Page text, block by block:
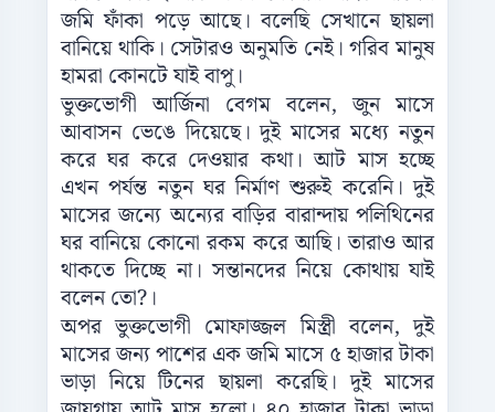
জমি ফাঁকা পড়ে আছে। বলেছি সেখানে ছায়লা
বানিয়ে থাকি। সেটারও অনুমতি নেই। গরিব মানুষ
হামরা কোনটে যাই বাপু।
ভুক্তভোগী আর্জিনা বেগম বলেন, জুন মাসে
আবাসন ভেঙে দিয়েছে। দুই মাসের মধ্যে নতুন
করে ঘর করে দেওয়ার কথা। আট মাস হচ্ছে
এখন পর্যন্ত নতুন ঘর নির্মাণ শুরুই করেনি। দুই
মাসের জন্যে অন্যের বাড়ির বারান্দায় পলিথিনের
ঘর বানিয়ে কোনো রকম করে আছি। তারাও আর
থাকতে দিচ্ছে না। সন্তানদের নিয়ে কোথায় যাই
বলেন তো?।
অপর ভুক্তভোগী মোফাজ্জল মিস্ত্রী বলেন, দুই
মাসের জন্য পাশের এক জমি মাসে ৫ হাজার টাকা
ভাড়া নিয়ে টিনের ছায়লা করেছি। দুই মাসের